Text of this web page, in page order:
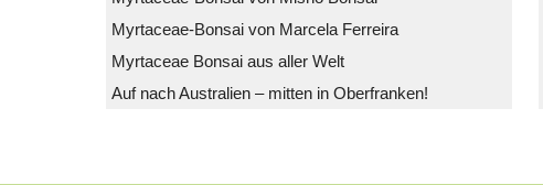
Myrtaceae-Bonsai von Marcela Ferreira
Myrtaceae Bonsai aus aller Welt
Auf nach Australien – mitten in Oberfranken!